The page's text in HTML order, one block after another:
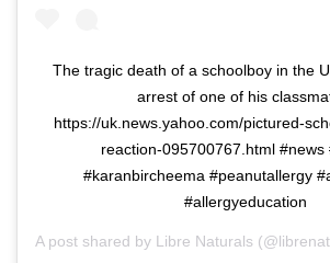
The tragic death of a schoolboy in the
arrest of one of his
https://uk.news.yahoo.com/pictured-
reaction-095700767.html #news
#karanbircheema #peanutallergy
#allergyeducation
A post shared by Libre Naturals